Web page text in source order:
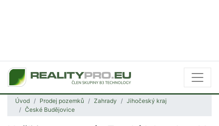
Úvod Prodej pozemků Zahrady
Jihočeský kraj
České Budějovice